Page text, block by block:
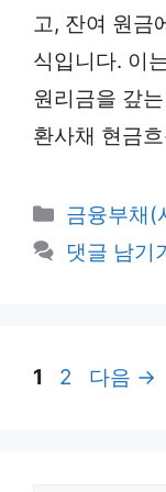
고, 잔여 원금
식입니다. 이
원리금을 갚
환사채 현금
카
테
금융부채(
댓글 남기
페
1
페
2 다음 →